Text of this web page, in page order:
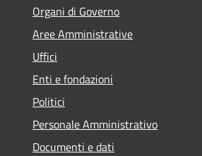
Organi di Governo
Aree Amministrative
Uffici
Enti e fondazioni
Politici
Personale Amministrativo
Documenti e dati